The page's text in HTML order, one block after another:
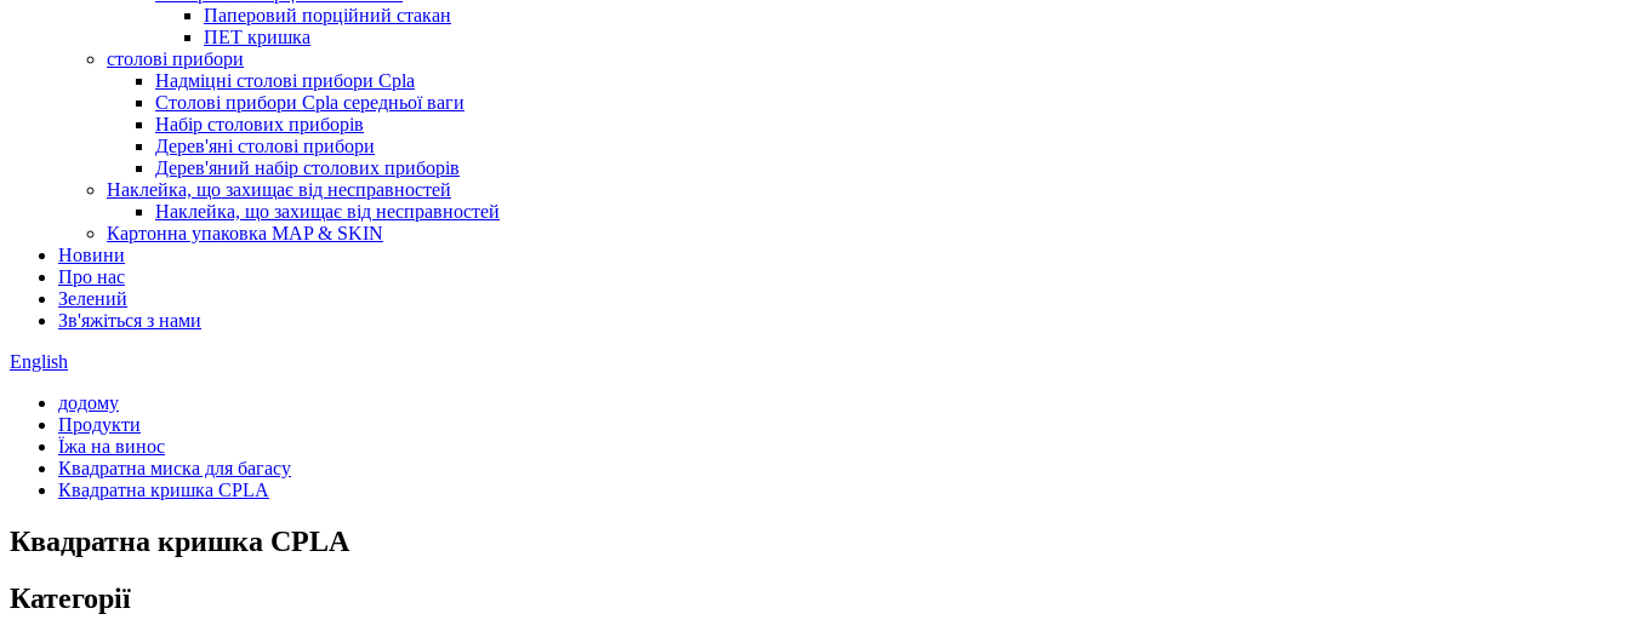
Паперовий порційний стакан
ПЕТ кришка
столові прибори
Надміцні столові прибори Cpla
Столові прибори Cpla середньої ваги
Набір столових приборів
Дерев'яні столові прибори
Дерев'яний набір столових приборів
Наклейка, що захищає від несправностей
Наклейка, що захищає від несправностей
Картонна упаковка MAP & SKIN
Новини
Про нас
Зелений
Зв'яжіться з нами
English
додому
Продукти
Їжа на винос
Квадратна миска для багасу
Квадратна кришка CPLA
Квадратна кришка CPLA
Категорії